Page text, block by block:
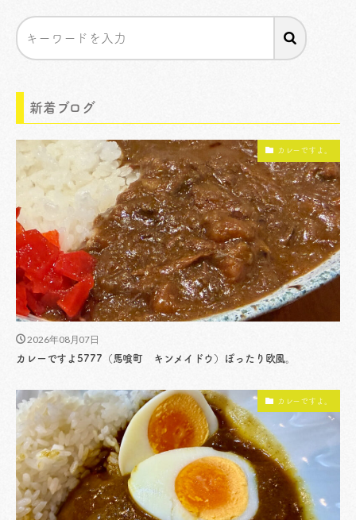
新着ブログ
カレーですよ。
2026年08月07日
カレーですよ5777（馬喰町 キンメイドウ）ぽったり欧風。
カレーですよ。